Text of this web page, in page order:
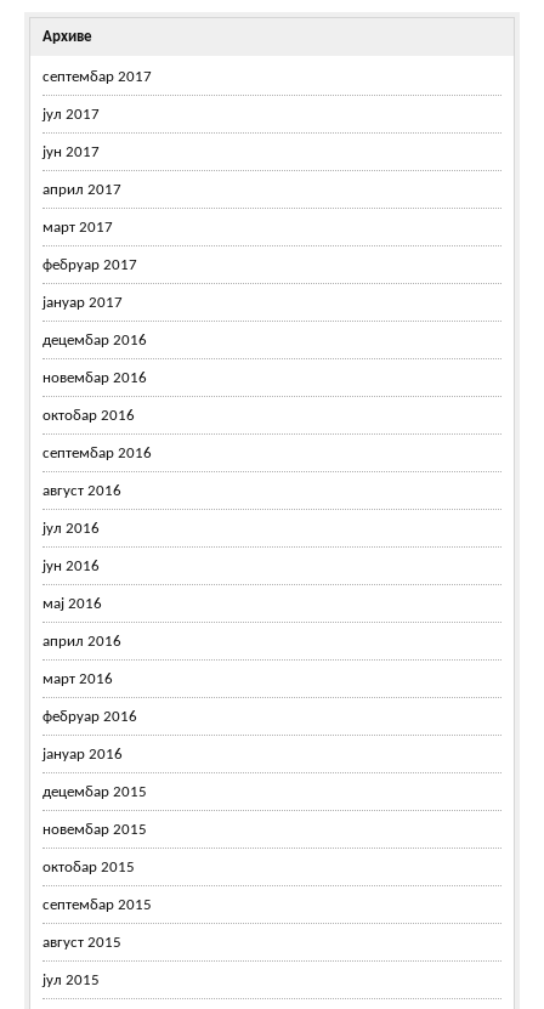
Архиве
септембар 2017
јул 2017
јун 2017
април 2017
март 2017
фебруар 2017
јануар 2017
децембар 2016
новембар 2016
октобар 2016
септембар 2016
август 2016
јул 2016
јун 2016
мај 2016
април 2016
март 2016
фебруар 2016
јануар 2016
децембар 2015
новембар 2015
октобар 2015
септембар 2015
август 2015
јул 2015